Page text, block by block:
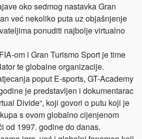
oko sedmog nastavka Gran
već nekoliko puta uz objašnjenje
ponuditi najbolje virtualno
om i Gran Turismo Sport je time
te globalne organizacije.
poput E-sports, GT-Academy
je predstavljen i dokumentarac
Divide“, koji govori o putu koji je
s ovom globalno cijenjenom
od 1997. godine do danas.